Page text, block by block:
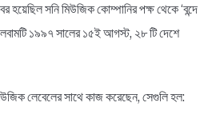
হয়েছিল সনি মিউজিক কোম্পানির পক্ষ থেকে ‘বন্দে
১৯৯৭ সালের ১৫ই আগস্ট, ২৮ টি দেশে
লেবেলের সাথে কাজ করেছেন, সেগুলি হল: